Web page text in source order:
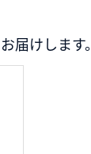
届けします。